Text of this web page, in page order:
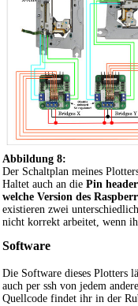
Abbildung 8:
Der Schaltplan meines
Haltet auch an die Pin
welche Version des
existieren zwei
nicht korrekt arbeitet, wenn
Software
Die Software dieses Plotters
auch per ssh von jedem
Quellcode findet ihr in der